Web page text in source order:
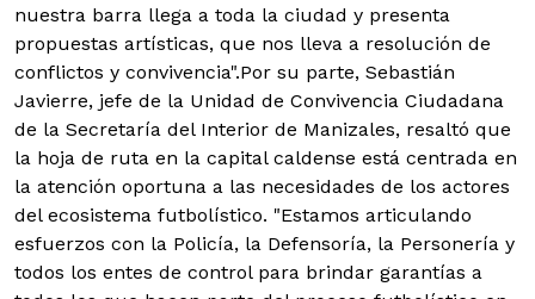
nuestra barra llega a toda la ciudad y presenta
propuestas artísticas, que nos lleva a resolución de
conflictos y convivencia".Por su parte, Sebastián
Javierre, jefe de la Unidad de Convivencia Ciudadana
de la Secretaría del Interior de Manizales, resaltó que
la hoja de ruta en la capital caldense está centrada en
la atención oportuna a las necesidades de los actores
del ecosistema futbolístico. "Estamos articulando
esfuerzos con la Policía, la Defensoría, la Personería y
todos los entes de control para brindar garantías a